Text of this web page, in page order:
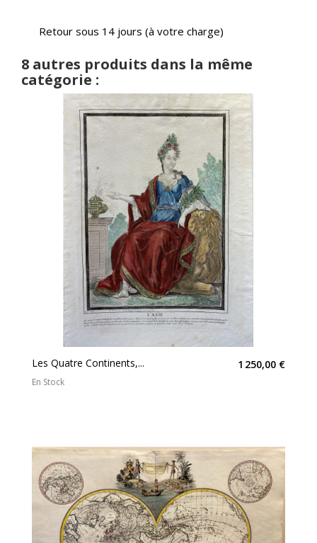
Retour sous 14 jours (à votre charge)
8 autres produits dans la même
catégorie :
Les Quatre Continents,... 1 250,00 €
En Stock